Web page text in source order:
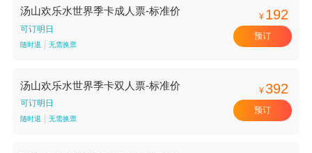
汤山欢乐水世界季卡成人票-标准价
可订明日
随时退 无需换票
¥ 192
预订
汤山欢乐水世界季卡双人票-标准价
可订明日
随时退 无需换票
¥392
预订